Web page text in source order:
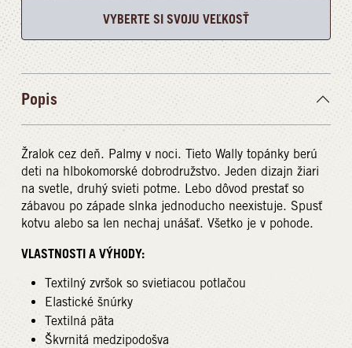
VYBERTE SI SVOJU VEĽKOSŤ
Popis
Žralok cez deň. Palmy v noci. Tieto Wally topánky berú
deti na hlbokomorské dobrodružstvo. Jeden dizajn žiari
na svetle, druhý svieti potme. Lebo dôvod prestať so
zábavou po západe slnka jednoducho neexistuje. Spusť
kotvu alebo sa len nechaj unášať. Všetko je v pohode.
VLASTNOSTI A VÝHODY:
Textilný zvršok so svietiacou potlačou
Elastické šnúrky
Textilná päta
Škvrnitá medzipodošva